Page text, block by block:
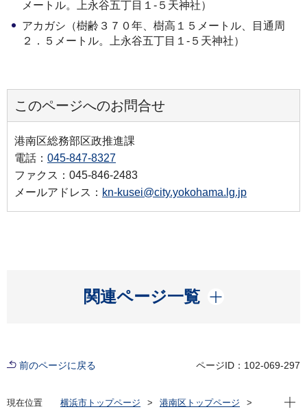
メートル。上永谷五丁目１‐５天神社）
アカガシ（樹齢３７０年、樹高１５メートル、目通周
２．５メートル。上永谷五丁目１‐５天神社）
このページへのお問合せ
港南区総務部区政推進課
電話： 045-847-8327
ファクス：045-846-2483
メールアドレス： kn-kusei@city.yokohama.lg.jp
関連ページ一覧
開く
前のページに戻る ページID：102-069-297
現在位置 横浜市トップページ
港南区トップページ
現在